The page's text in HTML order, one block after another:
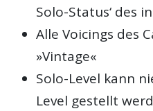
Solo-Status‘ des
Alle Voicings des
»Vintage«
Solo-Level kann
Level gestellt